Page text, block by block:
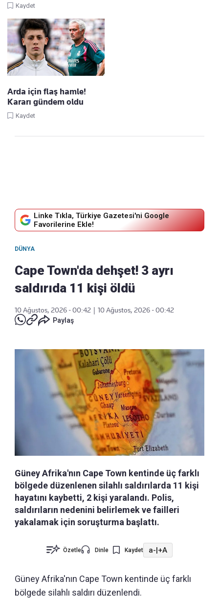
Kaydet
Arda için flaş hamle!
Kararı gündem oldu
Kaydet
Linke Tıkla, Türkiye Gazetesi'ni Google
Favorilerine Ekle!
DÜNYA
Cape Town'da dehşet! 3 ayrı
saldırıda 11 kişi öldü
10 Ağustos, 2026 - 00:42
10 Ağustos, 2026 - 00:42
Paylaş
Güney Afrika'nın Cape Town kentinde üç farklı
bölgede düzenlenen silahlı saldırılarda 11 kişi
hayatını kaybetti, 2 kişi yaralandı. Polis,
saldırıların nedenini belirlemek ve failleri
yakalamak için soruşturma başlattı.
Özetle Dinle Kaydet a-|+A
Güney Afrika'nın Cape Town kentinde üç farklı
bölgede silahlı saldırı düzenlendi.